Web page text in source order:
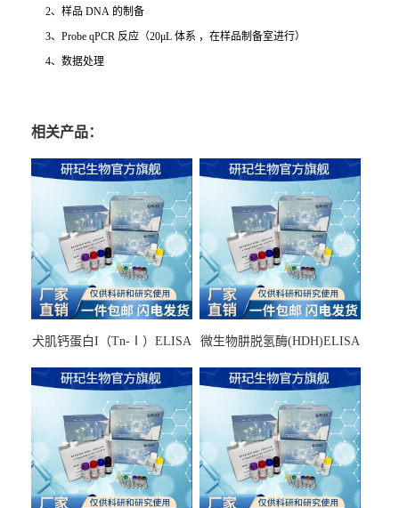
2、样品 DNA 的制备
3、Probe qPCR 反应（20μL 体系 ，在样品制备室进行）
4、数据处理
相关产品：
犬肌钙蛋白I（Tn-Ⅰ）ELISA
微生物肼脱氢酶(HDH)ELISA